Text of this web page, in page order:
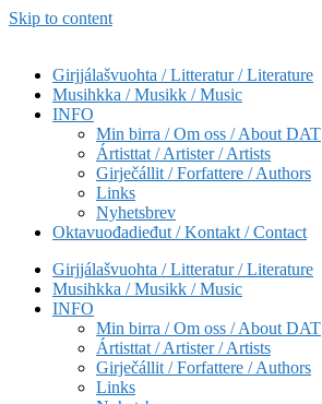
Skip to content
Girjjálašvuohta / Litteratur / Literature
Musihkka / Musikk / Music
INFO
Min birra / Om oss / About DAT
Ártisttat / Artister / Artists
Girječállit / Forfattere / Authors
Links
Nyhetsbrev
Oktavuođadieđut / Kontakt / Contact
Girjjálašvuohta / Litteratur / Literature
Musihkka / Musikk / Music
INFO
Min birra / Om oss / About DAT
Ártisttat / Artister / Artists
Girječállit / Forfattere / Authors
Links